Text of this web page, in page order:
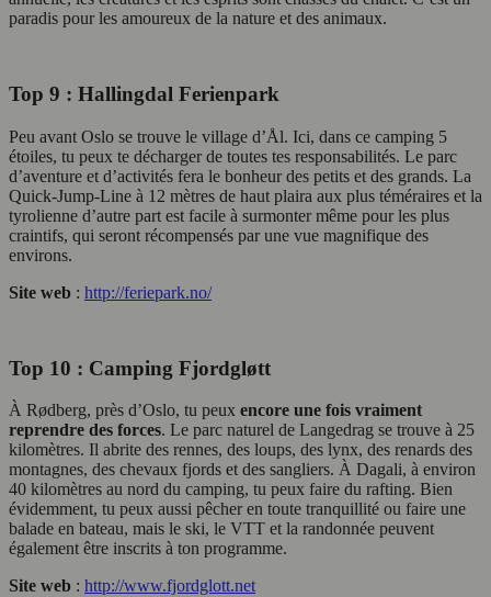
paradis pour les amoureux de la nature et des animaux.
Top 9 : Hallingdal Ferienpark
Peu avant Oslo se trouve le village d’Ål. Ici, dans ce camping 5
étoiles, tu peux te décharger de toutes tes responsabilités. Le parc
d’aventure et d’activités fera le bonheur des petits et des grands. La
Quick-Jump-Line à 12 mètres de haut plaira aux plus téméraires et la
tyrolienne d’autre part est facile à surmonter même pour les plus
craintifs, qui seront récompensés par une vue magnifique des
environs.
Site web : http://feriepark.no/
Top 10 : Camping Fjordgløtt
À Rødberg, près d’Oslo, tu peux encore une fois vraiment
reprendre des forces. Le parc naturel de Langedrag se trouve à 25
kilomètres. Il abrite des rennes, des loups, des lynx, des renards des
montagnes, des chevaux fjords et des sangliers. À Dagali, à environ
40 kilomètres au nord du camping, tu peux faire du rafting. Bien
évidemment, tu peux aussi pêcher en toute tranquillité ou faire une
balade en bateau, mais le ski, le VTT et la randonnée peuvent
également être inscrits à ton programme.
Site web : http://www.fjordglott.net